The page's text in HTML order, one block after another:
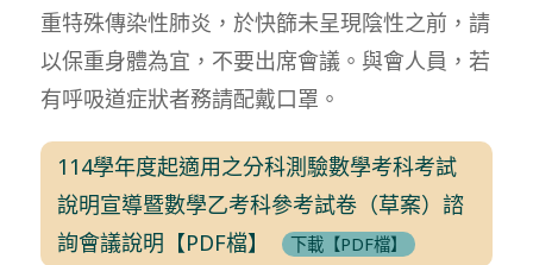
重特殊傳染性肺炎，於快篩未呈現陰性之前，請
以保重身體為宜，不要出席會議。與會人員，若
有呼吸道症狀者務請配戴口罩。
114學年度起適用之分科測驗數學考科考試
說明宣導暨數學乙考科參考試卷（草案）諮
詢會議說明【PDF檔】
下載【PDF檔】